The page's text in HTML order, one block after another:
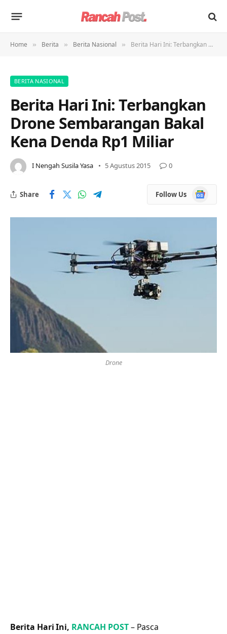
Home » Berita » Berita Nasional » Berita Hari Ini: Terbangkan Drone Sembarangan Bakal Kena Denda Rp1 Miliar
BERITA NASIONAL
Berita Hari Ini: Terbangkan
Drone Sembarangan Bakal
Kena Denda Rp1 Miliar
I Nengah Susila Yasa 5 Agustus 2015 0
Share Follow Us
Google
News
Drone
Berita Hari Ini, RANCAH POST– Pasca